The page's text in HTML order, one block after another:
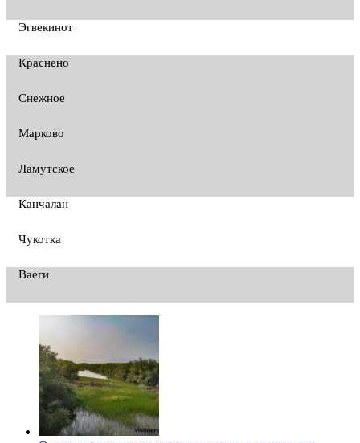
Эгвекинот
Краснено
Снежное
Марково
Ламутское
Канчалан
Чукотка
Ваеги